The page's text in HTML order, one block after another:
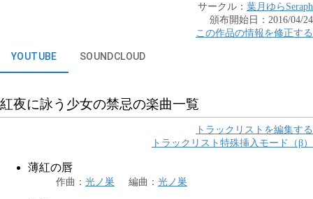
サークル： 葉月ゆらSeraph
頒布開始日： 2016/04/24
この作品の情報を修正する
YOUTUBE SOUNDCLOUD
紅夜に詠う少女の禁忌の楽曲一覧
トラックリストを編集する
トラックリスト特殊挿入モード（β）
薄紅の唇
作曲 ： 光ノ巣 編曲 ： 光ノ巣